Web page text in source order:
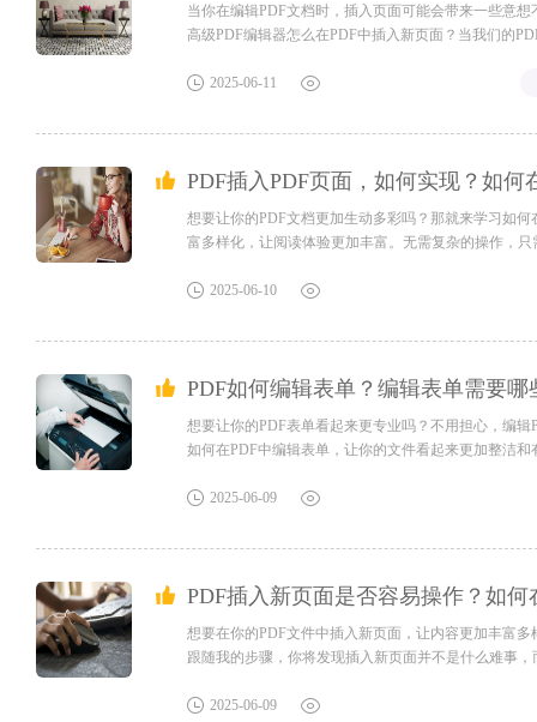
当你在编辑PDF文档时，插入页面可能会带来一些意
高级PDF编辑器怎么在PDF中插入新页面？当我们的
功能来给PDF文档添加新的页面，今天要推荐的就是福
2025-06-11
PDF插入PDF页面，如何实现？如何
想要让你的PDF文档更加生动多彩吗？那就来学习如
富多样化，让阅读体验更加丰富。无需复杂的操作，
重新做一个PDF文档，还是直接在PDF文档中编辑呢？
2025-06-10
PDF如何编辑表单？编辑表单需要哪
想要让你的PDF表单看起来更专业吗？不用担心，编
如何在PDF中编辑表单，让你的文件看起来更加整洁
用专业的PDF编辑软件，这些软件一般都有很多编辑工
2025-06-09
PDF插入新页面是否容易操作？如何
想要在你的PDF文件中插入新页面，让内容更加丰富
跟随我的步骤，你将发现插入新页面并不是什么难事
PDF文档，还是直接在PDF文档中编辑呢？想要更快的
2025-06-09